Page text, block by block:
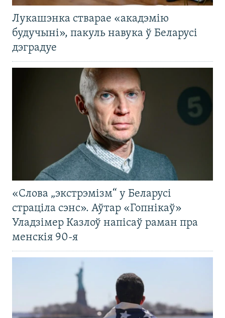
Лукашэнка стварае «акадэмію
будучыні», пакуль навука ў Беларусі
дэградуе
«Слова „экстрэмізм“ у Беларусі
страціла сэнс». Аўтар «Гопнікаў»
Уладзімер Казлоў напісаў раман пра
менскія 90-я